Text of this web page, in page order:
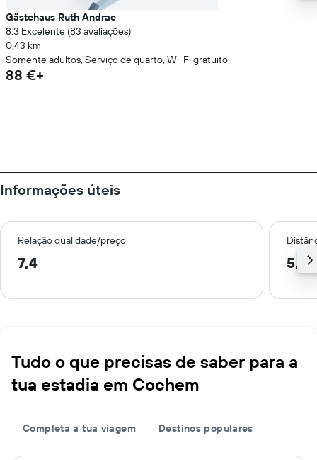
Gästehaus Ruth Andrae
8.3 Excelente (83 avaliações)
0,43 km
Somente adultos, Serviço de quarto, Wi-Fi gratuito
88 €+
Informações úteis
Relação qualidade/preço
7,4 5,2
Tudo o que precisas de saber para a
tua estadia em Cochem
Completa a tua viagem Destinos populares